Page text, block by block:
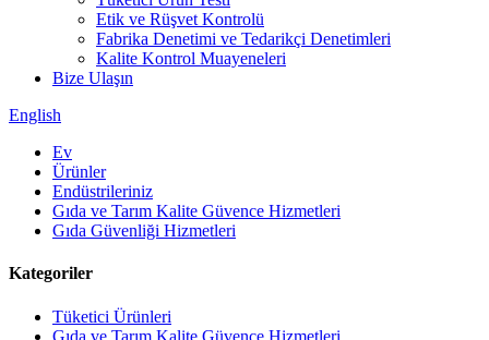
Etik ve Rüşvet Kontrolü
Fabrika Denetimi ve Tedarikçi Denetimleri
Kalite Kontrol Muayeneleri
Bize Ulaşın
English
Ev
Ürünler
Endüstrileriniz
Gıda ve Tarım Kalite Güvence Hizmetleri
Gıda Güvenliği Hizmetleri
Kategoriler
Tüketici Ürünleri
Gıda ve Tarım Kalite Güvence Hizmetleri